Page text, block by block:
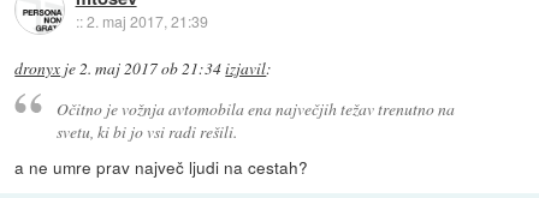
::2. maj 2017, 21:39
dronyx je2. maj 2017 ob 21:34izjavil:
Očitno je vožnja avtomobila ena največjih težav trenutno na
svetu, ki bi jo vsi radi rešili.
a ne umre prav največ ljudi na cestah?